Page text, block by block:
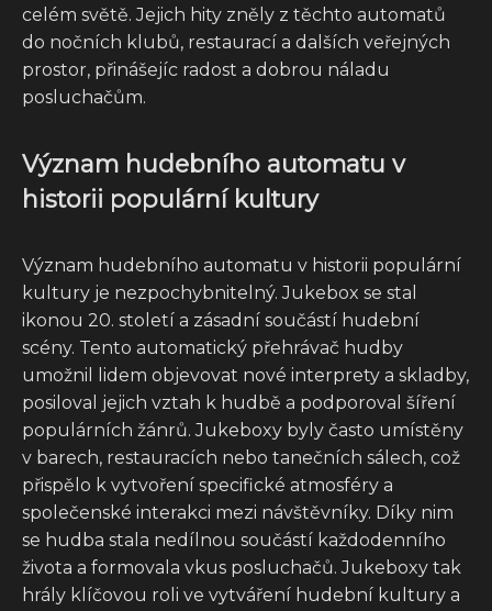
celém světě. Jejich hity zněly z těchto automatů
do nočních klubů, restaurací a dalších veřejných
prostor, přinášejíc radost a dobrou náladu
posluchačům.
Význam hudebního automatu v
historii populární kultury
Význam hudebního automatu v historii populární
kultury je nezpochybnitelný. Jukebox se stal
ikonou 20. století a zásadní součástí hudební
scény. Tento automatický přehrávač hudby
umožnil lidem objevovat nové interprety a skladby,
posiloval jejich vztah k hudbě a podporoval šíření
populárních žánrů. Jukeboxy byly často umístěny
v barech, restauracích nebo tanečních sálech, což
přispělo k vytvoření specifické atmosféry a
společenské interakci mezi návštěvníky. Díky nim
se hudba stala nedílnou součástí každodenního
života a formovala vkus posluchačů. Jukeboxy tak
hrály klíčovou roli ve vytváření hudební kultury a